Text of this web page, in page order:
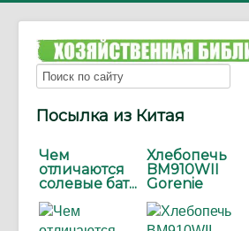
Посылка из Китая
Чем
отличаются
солевые бат...
Хлебопечь
BM910WII
Gorenie